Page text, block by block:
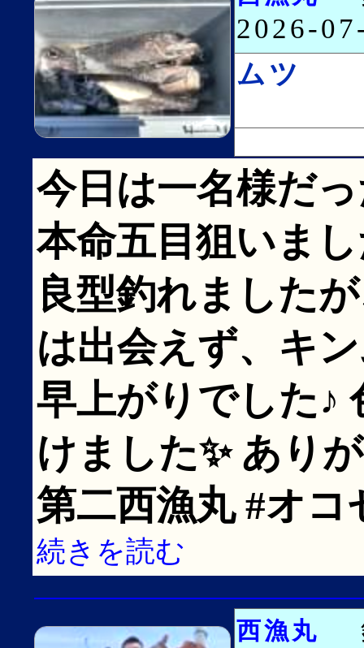
2026-
ムツ
今日は一名様だ
本命五目狙いま
良型釣れました
は出会えず、キ
早上がりでした♪
けました✨ あり
第二西漁丸 #オ
続きを読む
西漁丸